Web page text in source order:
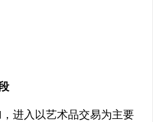
进入以艺术品交易为主要